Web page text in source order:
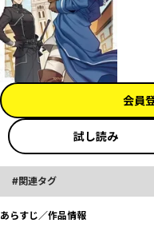
会員
試し読み
関連タグ
あらすじ／作品情報